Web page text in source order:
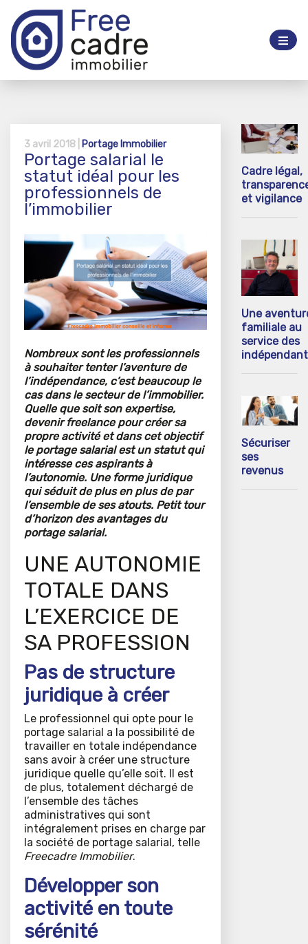
3 avril 2018 | Portage Immobilier
Portage salarial le
statut idéal pour les
professionnels de
l’immobilier
Nombreux sont les professionnels
à souhaiter tenter l’aventure de
l’indépendance, c’est beaucoup le
cas dans le secteur de l’immobilier.
Quelle que soit son expertise,
devenir freelance pour créer sa
propre activité et dans cet objectif
le portage salarial est un statut qui
intéresse ces aspirants à
l’autonomie. Une forme juridique
qui séduit de plus en plus de par
l’ensemble de ses atouts. Petit tour
d’horizon des avantages du
portage salarial.
UNE AUTONOMIE
TOTALE DANS
L’EXERCICE DE
SA PROFESSION
Pas de structure
juridique à créer
Le professionnel qui opte pour le
portage salarial a la possibilité de
travailler en totale indépendance
sans avoir à créer une structure
juridique quelle qu’elle soit. Il est
de plus, totalement déchargé de
l’ensemble des tâches
administratives qui sont
intégralement prises en charge par
la société de portage salarial, telle
Freecadre Immobilier.
Développer son
activité en toute
sérénité
Cadre légal,
et vigilance
Une
familiale au
service des
Sécuriser
ses
revenus